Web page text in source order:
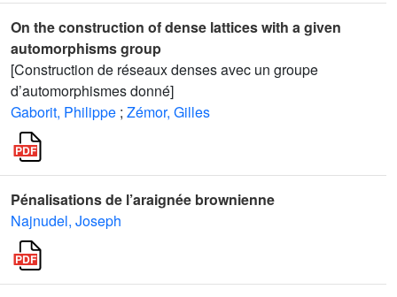
On the construction of dense lattices with a given
automorphisms group
[Construction de réseaux denses avec un groupe
d’automorphismes donné]
Gaborit, Philippe ; Zémor, Gilles
Pénalisations de l’araignée brownienne
Najnudel, Joseph